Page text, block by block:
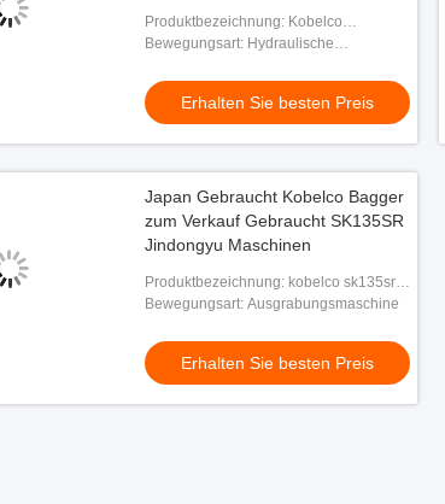
Produktbezeichnung: Kobelco
SK380XD Bagger
Bewegungsart: Hydraulische
Erhalten Sie besten Preis
Japan Gebraucht Kobelco Bagger
zum Verkauf Gebraucht SK135SR
Jindongyu Maschinen
Produktbezeichnung: kobelco sk135sr
Bagger
Bewegungsart: Ausgrabungsmaschine
Erhalten Sie besten Preis